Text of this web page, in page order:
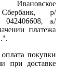
р/
042406608, к/
платежа
покупки
при доставке